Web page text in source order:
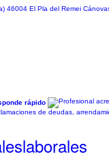
46004 El Pla del Remei
rápido
de deudas,